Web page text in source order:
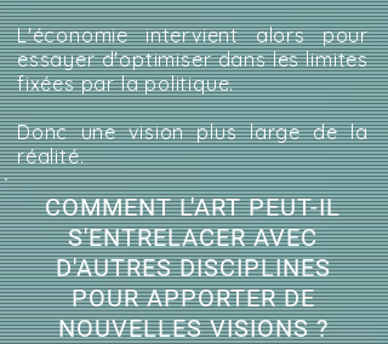
L'économie intervient alors pour
essayer d'optimiser dans les limites
fixées par la politique.
Donc une vision plus large de la
réalité.
COMMENT L'ART PEUT-IL
S'ENTRELACER AVEC
D'AUTRES DISCIPLINES
POUR APPORTER DE
NOUVELLES VISIONS ?